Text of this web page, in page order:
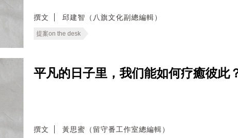
撰文 邱建智（八旗文化副總編輯）
提案on the desk
平凡的日子里，我们能如何疗癒彼
撰文 黃思蜜（留守番工作室總編輯）